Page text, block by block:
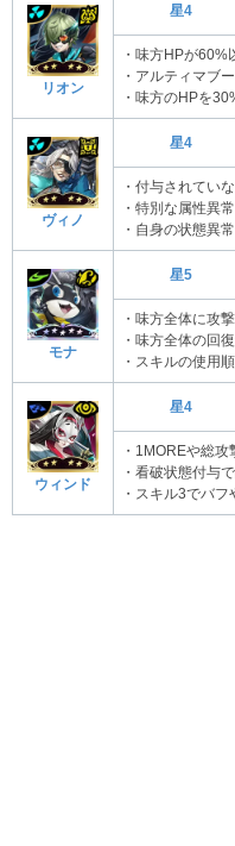
リオン
星4
・味方HPが
・アルティマブ
・味方のHPを
ヴィノ
星4
・付与されてい
・特別な属性異
・自身の状態異
モナ
星5
・味方全体に攻
・味方全体の回
・スキルの使用
ウィンド
星4
・1MOREや総
・看破状態付与
・スキル3でバ